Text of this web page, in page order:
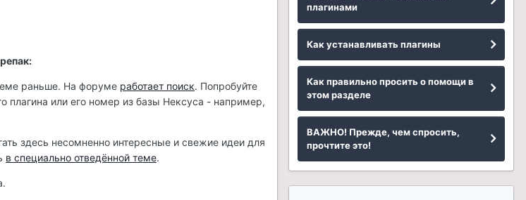
раньше. На форуме работает поиск. Попробуйте
плагина или его номер из базы Нексуса - например,
здесь несомненно интересные и свежие идеи для
в специально отведённой теме.
плагинами
Как устанавливать плагины
Как правильно просить о помощи в
этом разделе
ВАЖНО! Прежде, чем спросить,
прочтите это!